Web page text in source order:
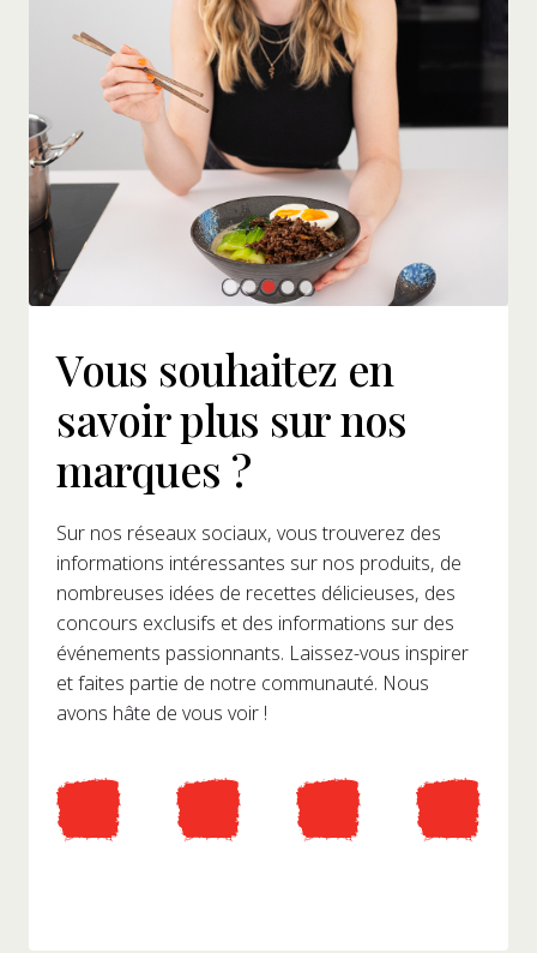
Vous souhaitez en
savoir plus sur nos
marques ?
Sur nos réseaux sociaux, vous trouverez des
informations intéressantes sur nos produits, de
nombreuses idées de recettes délicieuses, des
concours exclusifs et des informations sur des
événements passionnants. Laissez-vous inspirer
et faites partie de notre communauté. Nous
avons hâte de vous voir !